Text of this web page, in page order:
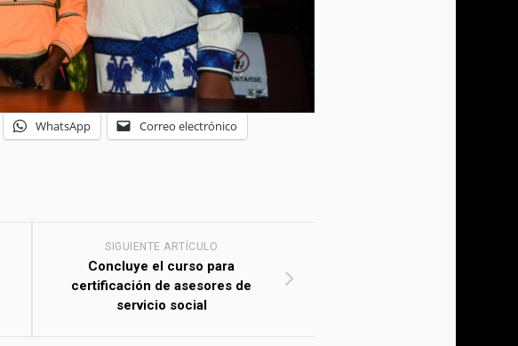
WhatsApp Correo electrónico
SIGUIENTE ARTÍCULO
Concluye el curso para
certificación de asesores de
servicio social